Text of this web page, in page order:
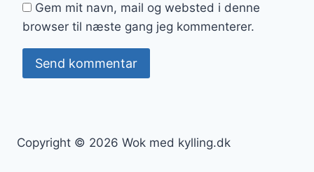
Gem mit navn, mail og websted i denne
browser til næste gang jeg kommenterer.
Copyright © 2026 Wok med kylling.dk